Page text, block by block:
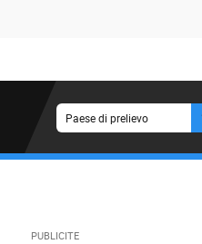
Paese di prelievo